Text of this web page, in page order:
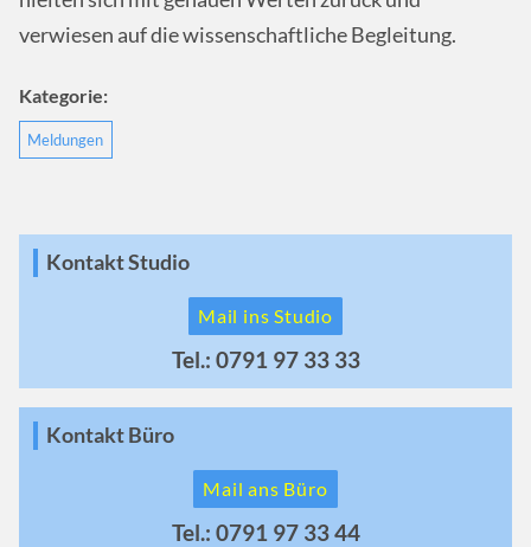
verwiesen auf die wissenschaftliche Begleitung.
Kategorie:
Meldungen
Kontakt Studio
Mail ins Studio
Tel.: 0791 97 33 33
Kontakt Büro
Mail ans Büro
Tel.: 0791 97 33 44